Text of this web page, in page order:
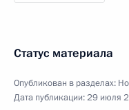
Статус материала
Опубликован в разделах:
Дата публикации:29 июля